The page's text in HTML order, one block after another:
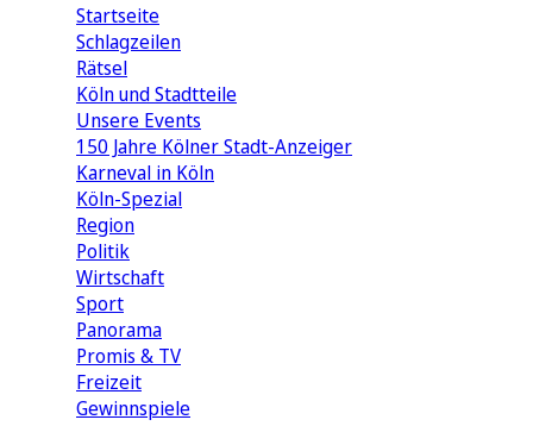
Startseite
Schlagzeilen
Rätsel
Köln und Stadtteile
Unsere Events
150 Jahre Kölner Stadt-Anzeiger
Karneval in Köln
Köln-Spezial
Region
Politik
Wirtschaft
Sport
Panorama
Promis & TV
Freizeit
Gewinnspiele